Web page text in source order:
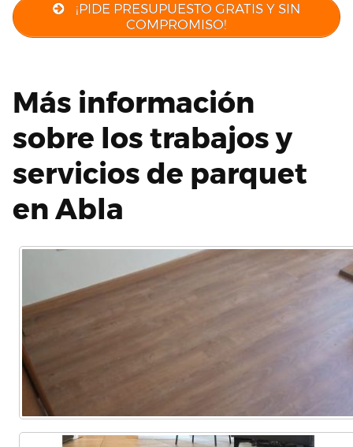
¡PIDE PRESUPUESTO GRATIS Y SIN
COMPROMISO!
Más información
sobre los trabajos y
servicios de parquet
en Abla